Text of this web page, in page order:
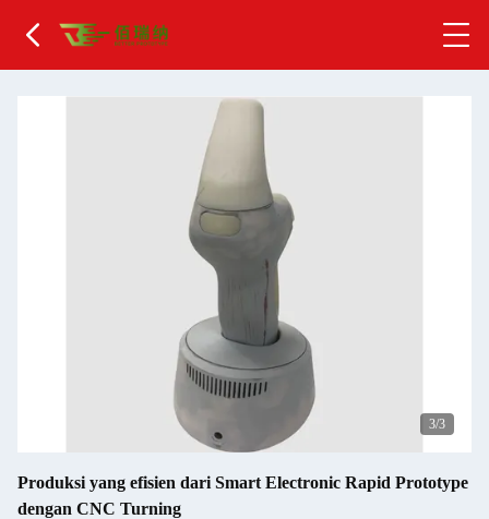
1/3
Produksi yang efisien dari Smart Electronic Rapid Prototype
dengan CNC Turning